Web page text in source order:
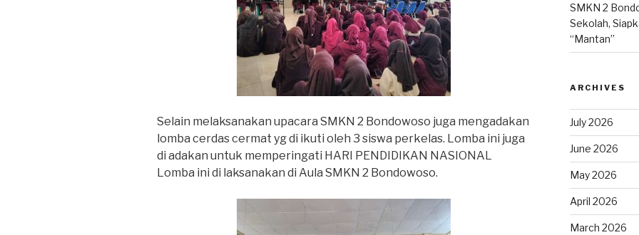
Selain melaksanakan upacara SMKN 2 Bondowoso juga mengadakan
lomba cerdas cermat yg di ikuti oleh 3 siswa perkelas. Lomba ini juga
di adakan untuk memperingati HARI PENDIDIKAN NASIONAL
Lomba ini di laksanakan di Aula SMKN 2 Bondowoso.
SMKN 2
Sekolah,
“Mantan”
ARCHIVES
July 2026
June 2026
May 2026
April 2026
March 2026